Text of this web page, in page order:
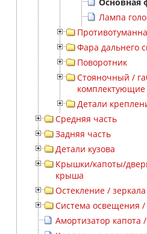
Лампа
Фара дальнего
Поворотник
Стояночный /
комплектующие
Детали
Средняя часть
Задняя часть
Детали кузова
Крышки/капоты/
крыша
Остекление / зеркала
Система освещения /
Амортизатор капота